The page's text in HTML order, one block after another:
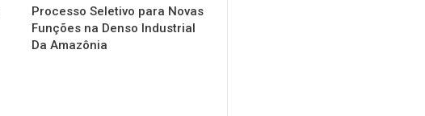
Processo Seletivo para Novas
Funções na Denso Industrial
Da Amazônia